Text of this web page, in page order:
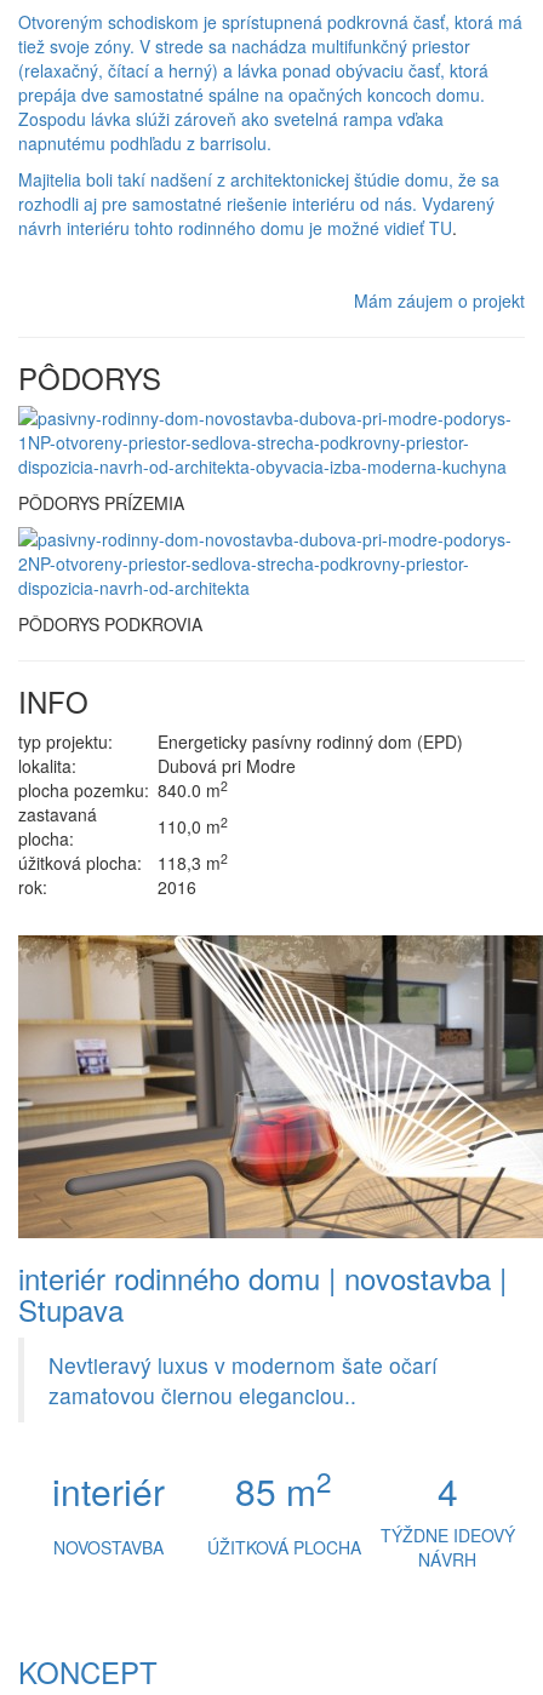
Otvoreným schodiskom je sprístupnená podkrovná časť, ktorá má
tiež svoje zóny. V strede sa nachádza multifunkčný priestor
(relaxačný, čítací a herný) a lávka ponad obývaciu časť, ktorá
prepája dve samostatné spálne na opačných koncoch domu.
Zospodu lávka slúži zároveň ako svetelná rampa vďaka
napnutému podhľadu z barrisolu.
Majitelia boli takí nadšení z architektonickej štúdie domu, že sa
rozhodli aj pre samostatné riešenie interiéru od nás. Vydarený
návrh interiéru tohto rodinného domu je možné vidieťTU.
Mám záujem o projekt
PÔDORYS
PÔDORYS PRÍZEMIA
PÔDORYS PODKROVIA
INFO
typ projektu:
Energeticky pasívny rodinný dom (EPD)
lokalita:
Dubová pri Modre
plocha pozemku: 840.0 m2
zastavaná
plocha:
110,0 m2
úžitková plocha: 118,3 m2
rok: 2016
interiér rodinného domu | novostavba |
Stupava
Nevtieravý luxus v modernom šate očarí
zamatovou čiernou eleganciou..
interiér 85 m2 4
NOVOSTAVBA ÚŽITKOVÁ PLOCHA
TÝŽDNE IDEOVÝ
NÁVRH
KONCEPT